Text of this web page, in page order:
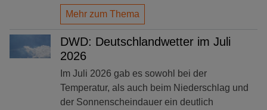
Mehr zum Thema
DWD: Deutschlandwetter im Juli
2026
Im Juli 2026 gab es sowohl bei der
Temperatur, als auch beim Niederschlag und
der Sonnenscheindauer ein deutlich